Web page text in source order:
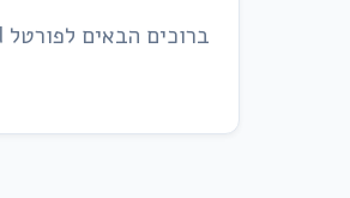
ברוכים הבאים לפורטל go144.co.il. הישארו מעודכנים בכתבות ובמדריכים החדשים ביותר שלנו!